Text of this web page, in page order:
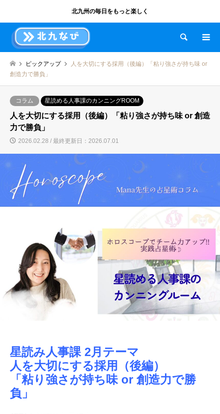
北九州の毎日をもっと楽しく
検索
ピックアップ
人を大切にする採用（後編）「粘り強さが持ち味 or
創造力で勝負」
コラム 星読める人事課のカンニングROOM
人を大切にする採用（後編）「粘り強さが持ち味 or 創造
力で勝負」
2026.02.28 / 最終更新日：2026.07.01
星読み人事課 2月テーマ
人を大切にする採用（後編）
「粘り強さが持ち味 or 創造力で勝
負」